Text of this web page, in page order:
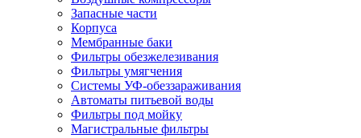
Запасные части
Корпуса
Мембранные баки
Фильтры обезжелезивания
Фильтры умягчения
Системы УФ-обеззараживания
Автоматы питьевой воды
Фильтры под мойку
Магистральные фильтры